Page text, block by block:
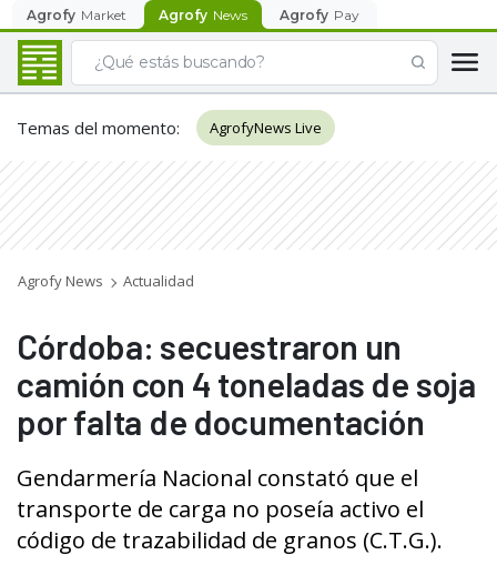
Agrofy Market Agrofy News Agrofy Pay
Temas del momento: AgrofyNews Live
Agrofy News Actualidad
Córdoba: secuestraron un
camión con 4 toneladas de soja
por falta de documentación
Gendarmería Nacional constató que el
transporte de carga no poseía activo el
código de trazabilidad de granos (C.T.G.).